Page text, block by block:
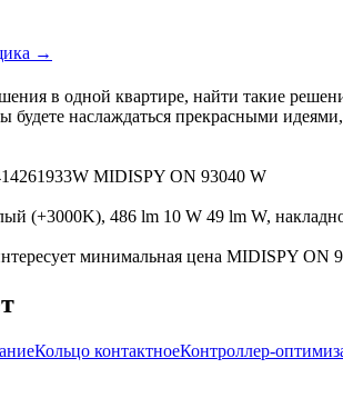
→
в одной квартире, найти такие
наслаждаться прекрасными
MIDISPY ON 93040 W
(+3000K), 486 lm 10 W 49 lm W,
минимальная цена MIDISPY
Кольцо контактноеКонтроллер-